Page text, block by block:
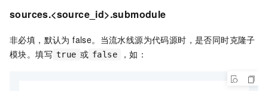
sources.<source_id>.submodule
非必填，默认为 false。当流水线源为代码源时，是否同时克隆子
模块。填写 true 或 false ，如：